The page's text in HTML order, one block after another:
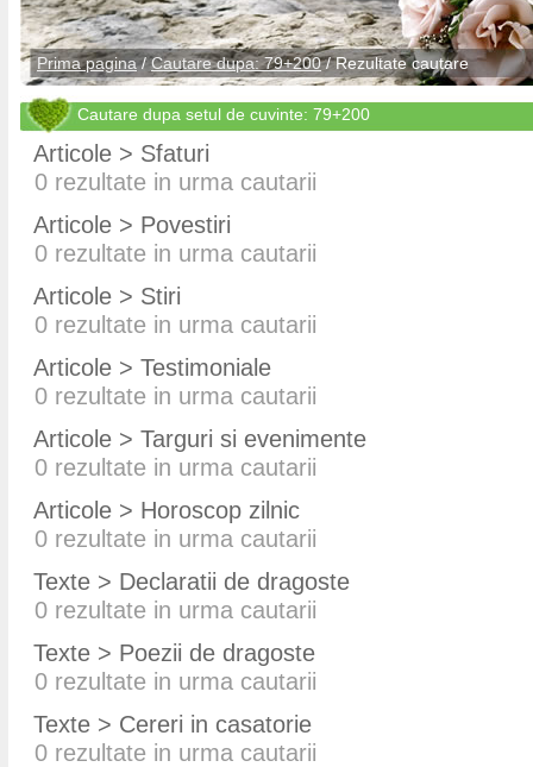
Prima pagina/Cautare dupa: 79+200/ Rezultate cautare
Cautare dupa setul de cuvinte: 79+200
Articole > Sfaturi
0 rezultate in urma cautarii
Articole > Povestiri
0 rezultate in urma cautarii
Articole > Stiri
0 rezultate in urma cautarii
Articole > Testimoniale
0 rezultate in urma cautarii
Articole > Targuri si evenimente
0 rezultate in urma cautarii
Articole > Horoscop zilnic
0 rezultate in urma cautarii
Texte > Declaratii de dragoste
0 rezultate in urma cautarii
Texte > Poezii de dragoste
0 rezultate in urma cautarii
Texte > Cereri in casatorie
0 rezultate in urma cautarii